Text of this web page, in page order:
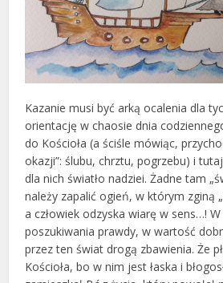
Kazanie musi być arką ocalenia dla
orientację w chaosie dnia
do Kościoła (a ściśle mówiąc,
okazji”: ślubu, chrztu, pogrzebu) i
dla nich światło nadziei. Żadne tam
należy zapalić ogień, w którym zginą
a człowiek odzyska wiarę w sens…!
poszukiwania prawdy, w wartość
przez ten świat drogą zbawienia. Że
Kościoła, bo w nim jest łaska i